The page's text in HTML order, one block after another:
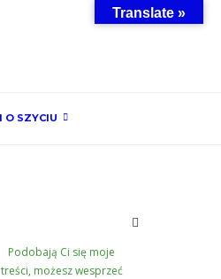
O SZYCIU
Podobają Ci się moje
treści, możesz wesprzeć
Translate »